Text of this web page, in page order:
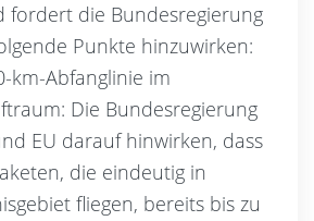
fordert die Bundesregierung
Punkte hinzuwirken:
km-Abfanglinie im
Die Bundesregierung
EU darauf hinwirken, dass
die eindeutig in
fliegen, bereits bis zu